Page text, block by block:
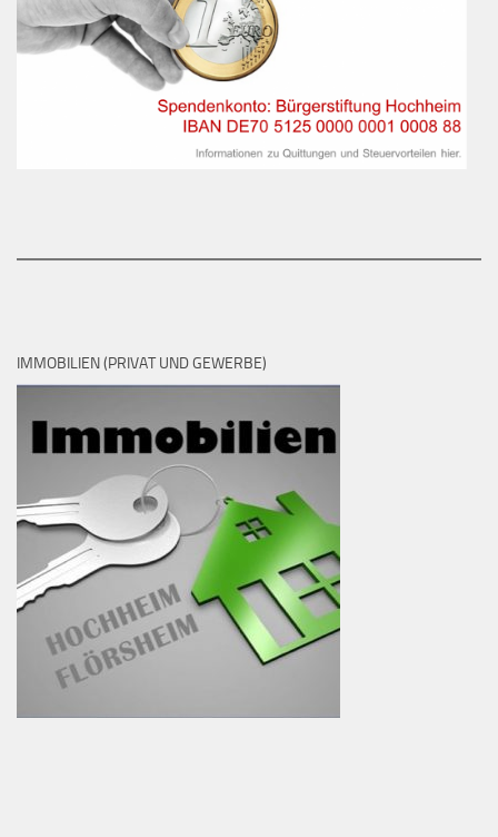
IMMOBILIEN (PRIVAT UND GEWERBE)